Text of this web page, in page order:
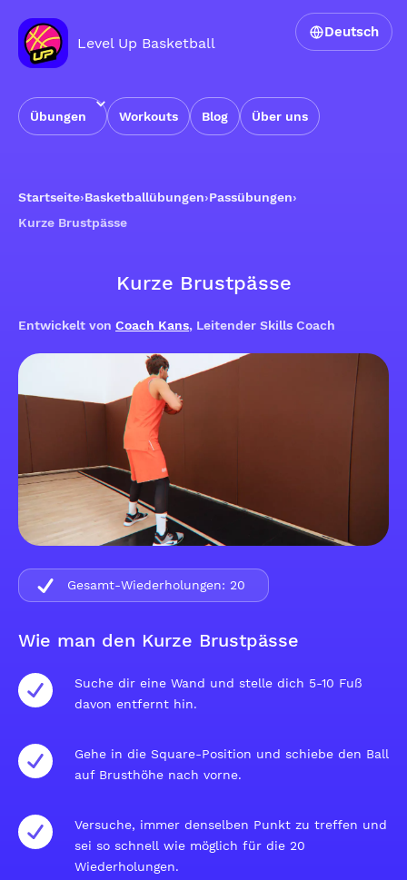
Level Up Basketball
Übungen Workouts Blog Über uns
Deutsch
Startseite›Basketballübungen›Passübungen›
Kurze Brustpässe
Kurze Brustpässe
Entwickelt von Coach Kans, Leitender Skills Coach
Wie man den Kurze Brustpässe
Suche dir eine Wand und stelle dich 5-10 Fuß
davon entfernt hin.
Gehe in die Square-Position und schiebe den Ball
auf Brusthöhe nach vorne.
Versuche, immer denselben Punkt zu treffen und
sei so schnell wie möglich für die 20
Wiederholungen.
Gesamt-Wiederholungen: 20